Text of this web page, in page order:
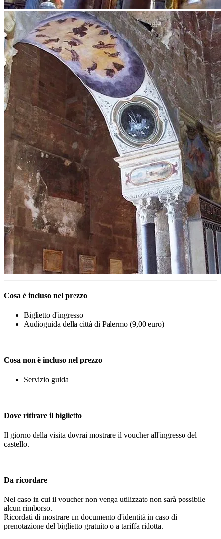
Cosa è incluso nel prezzo
Biglietto d'ingresso
Audioguida della città di Palermo (9,00 euro)
Cosa non è incluso nel prezzo
Servizio guida
Dove ritirare il biglietto
Il giorno della visita dovrai mostrare il voucher all'ingresso del
castello.
Da ricordare
Nel caso in cui il voucher non venga utilizzato non sarà possibile
alcun rimborso.
Ricordati di mostrare un documento d'identità in caso di
prenotazione del biglietto gratuito o a tariffa ridotta.